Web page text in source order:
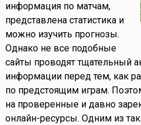
информация по матчам,
представлена статистика и
можно изучить прогнозы.
Однако не все подобные
сайты проводят тщательный
информации перед тем, как
по предстоящим играм.
на проверенные и давно
онлайн-ресурсы. Одним из